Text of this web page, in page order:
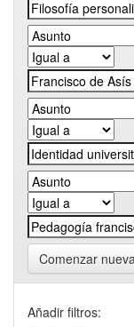
Comenzar
Añadir filtros: